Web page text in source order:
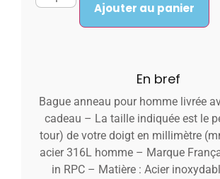
Ajouter au panier
En bref
Bague anneau pour homme livrée
cadeau – La taille indiquée est le
tour) de votre doigt en millimètre
acier 316L homme – Marque
in RPC – Matière : Acier